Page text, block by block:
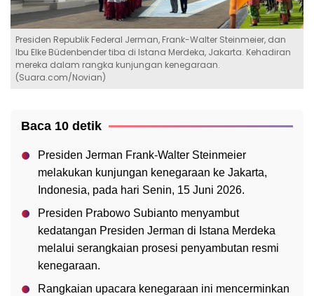
Presiden Republik Federal Jerman, Frank-Walter Steinmeier, dan
Ibu Elke Büdenbender tiba di Istana Merdeka, Jakarta. Kehadiran
mereka dalam rangka kunjungan kenegaraan.
(Suara.com/Novian)
Baca 10 detik
Presiden Jerman Frank-Walter Steinmeier
melakukan kunjungan kenegaraan ke Jakarta,
Indonesia, pada hari Senin, 15 Juni 2026.
Presiden Prabowo Subianto menyambut
kedatangan Presiden Jerman di Istana Merdeka
melalui serangkaian prosesi penyambutan resmi
kenegaraan.
Rangkaian upacara kenegaraan ini mencerminkan